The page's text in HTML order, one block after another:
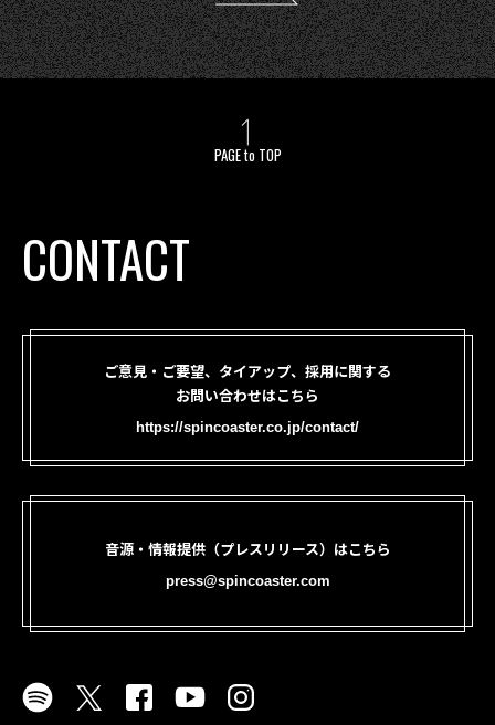
PAGE to TOP
CONTACT
ご意見・ご要望、タイアップ、採用に関する
お問い合わせはこちら
https://spincoaster.co.jp/contact/
音源・情報提供（プレスリリース）はこちら
press@spincoaster.com